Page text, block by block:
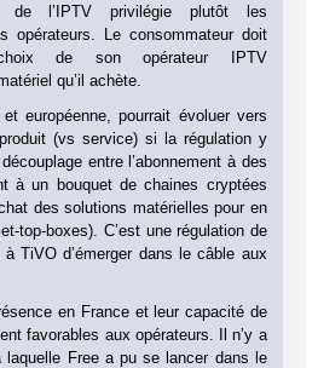
de l’IPTV privilégie plutôt les
opérateurs. Le consommateur doit
de son opérateur IPTV
qu’il achète.
et européenne, pourrait évoluer vers
(vs service) si la régulation y
entre l’abonnement à des
à un bouquet de chaines cryptées
des solutions matérielles pour en
top-boxes). C’est une régulation de
TiVO d’émerger dans le câble aux
en France et leur capacité de
favorables aux opérateurs. Il n’y a
laquelle Free a pu se lancer dans le